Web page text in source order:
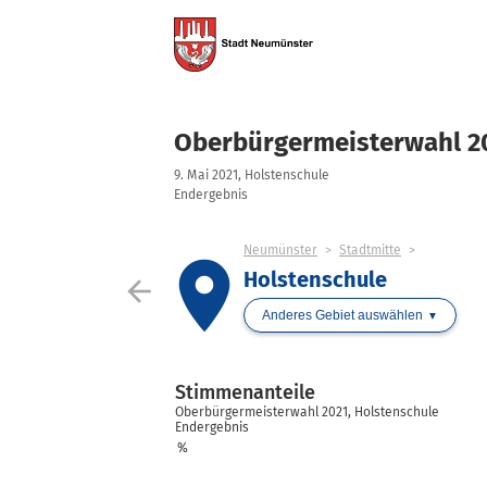
Oberbürgermeisterwahl
9. Mai 2021, Holstenschule
Endergebnis
arrow_back place
Neumünster Stadtmitte
Holstenschule
Anderes Gebiet auswählen
%
Stimmenanteile
Oberbürgermeisterwahl 2021, Holstenschule
Endergebnis